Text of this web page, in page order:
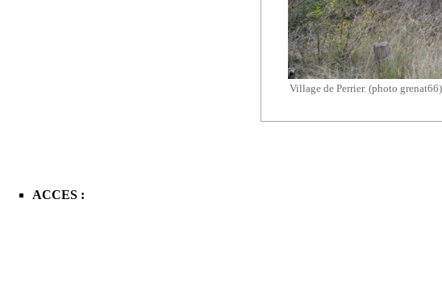
Village de Perrier. (photo grenat66)
ACCES :